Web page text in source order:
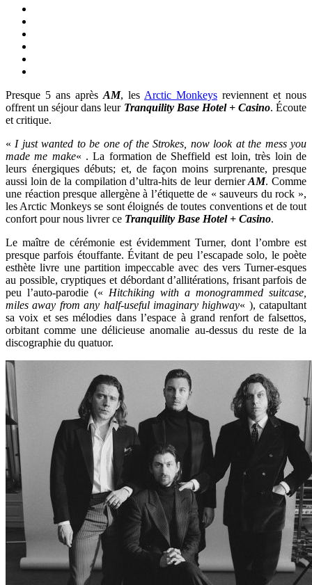
Presque 5 ans après AM, les Arctic Monkeys reviennent et nous
offrent un séjour dans leur Tranquility Base Hotel + Casino. Écoute
et critique.
« I just wanted to be one of the Strokes, now look at the mess you
made me make« . La formation de Sheffield est loin, très loin de
leurs énergiques débuts; et, de façon moins surprenante, presque
aussi loin de la compilation d’ultra-hits de leur dernierAM. Comme
une réaction presque allergène à l’étiquette de « sauveurs du rock »,
les Arctic Monkeys se sont éloignés de toutes conventions et de tout
confort pour nous livrer ce Tranquility Base Hotel + Casino.
Le maître de cérémonie est évidemment Turner, dont l’ombre est
presque parfois étouffante. Évitant de peu l’escapade solo, le poète
esthète livre une partition impeccable avec des vers Turner-esques
au possible, cryptiques et débordant d’allitérations, frisant parfois de
peu l’auto-parodie (« Hitchiking with a monogrammed suitcase,
miles away from any half-useful imaginary highway« ), catapultant
sa voix et ses mélodies dans l’espace à grand renfort de falsettos,
orbitant comme une délicieuse anomalie au-dessus du reste de la
discographie du quatuor.